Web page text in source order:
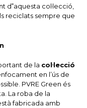
d‟aquesta col·lecció,
reciclats sempre que
de la col·lecció
en l’ús de
PVRE Green és
La roba de la
fabricada amb